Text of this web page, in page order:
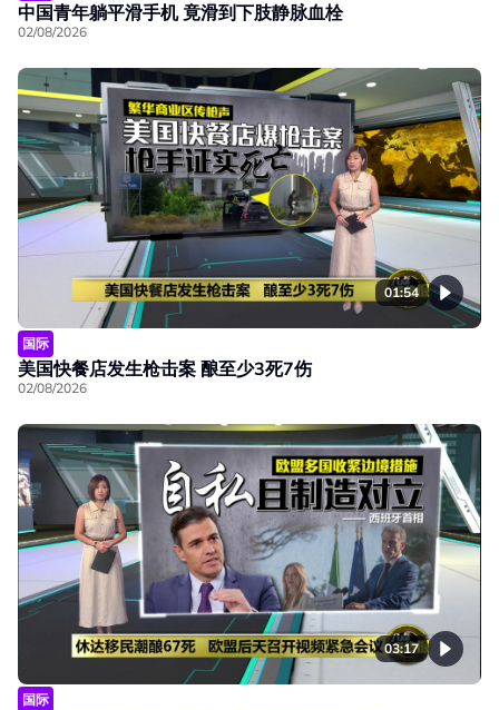
中国青年躺平滑手机 竟滑到下肢静脉血栓
02/08/2026
01:54
国际
美国快餐店发生枪击案 酿至少3死7伤
02/08/2026
03:17
国际